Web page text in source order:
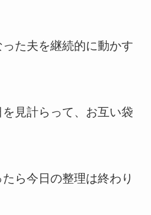
た夫を継続的に動かす
見計らって、お互い袋
ら今日の整理は終わり